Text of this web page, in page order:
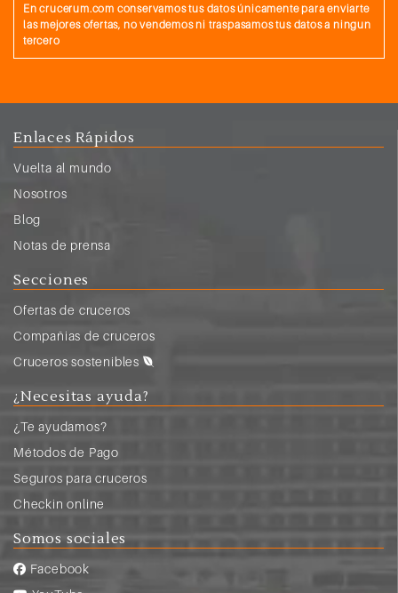
En crucerum.com conservamos tus datos únicamente para enviarte
las mejores ofertas, no vendemos ni traspasamos tus datos a ningun
tercero
Enlaces Rápidos
Vuelta al mundo
Nosotros
Blog
Notas de prensa
Secciones
Ofertas de cruceros
Compañias de cruceros
Cruceros sostenibles
¿Necesitas ayuda?
¿Te ayudamos?
Métodos de Pago
Seguros para cruceros
Checkin online
Somos sociales
Facebook